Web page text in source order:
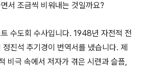
서 조금씩 비워내는 것일까요?
수도회 수사입니다. 1948년 자전적 전
진석 추기경이 번역서를 냈습니다. 제
비극 속에서 저자가 겪은 시련과 슬픔,